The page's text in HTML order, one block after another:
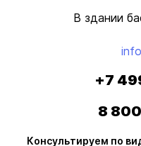
В здании
Консультируем по
+7
8